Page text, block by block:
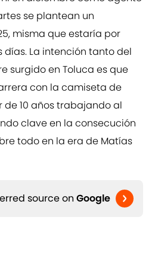
se plantean un
misma que estaría por
días. La intención tanto del
surgido en Toluca es que
con la camiseta de
10 años trabajando al
clave en la consecución
todo en la era de Matías
source on Google